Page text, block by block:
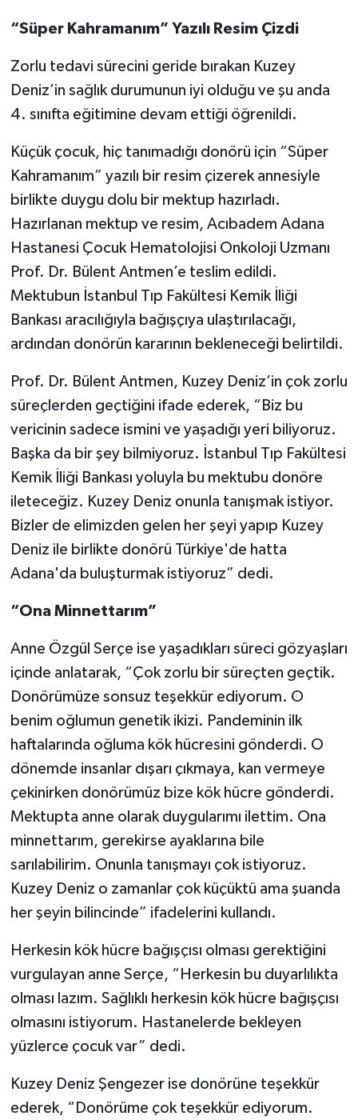
“Süper Kahramanım” Yazılı Resim Çizdi
Zorlu tedavi sürecini geride bırakan Kuzey
Deniz’in sağlık durumunun iyi olduğu ve şu anda
4. sınıfta eğitimine devam ettiği öğrenildi.
Küçük çocuk, hiç tanımadığı donörü için “Süper
Kahramanım” yazılı bir resim çizerek annesiyle
birlikte duygu dolu bir mektup hazırladı.
Hazırlanan mektup ve resim, Acıbadem Adana
Hastanesi Çocuk Hematolojisi Onkoloji Uzmanı
Prof. Dr. Bülent Antmen’e teslim edildi.
Mektubun İstanbul Tıp Fakültesi Kemik İliği
Bankası aracılığıyla bağışçıya ulaştırılacağı,
ardından donörün kararının bekleneceği belirtildi.
Prof. Dr. Bülent Antmen, Kuzey Deniz’in çok zorlu
süreçlerden geçtiğini ifade ederek, “Biz bu
vericinin sadece ismini ve yaşadığı yeri biliyoruz.
Başka da bir şey bilmiyoruz. İstanbul Tıp Fakültesi
Kemik İliği Bankası yoluyla bu mektubu donöre
ileteceğiz. Kuzey Deniz onunla tanışmak istiyor.
Bizler de elimizden gelen her şeyi yapıp Kuzey
Deniz ile birlikte donörü Türkiye'de hatta
Adana'da buluşturmak istiyoruz” dedi.
“Ona Minnettarım”
Anne Özgül Serçe ise yaşadıkları süreci gözyaşları
içinde anlatarak, “Çok zorlu bir süreçten geçtik.
Donörümüze sonsuz teşekkür ediyorum. O
benim oğlumun genetik ikizi. Pandeminin ilk
haftalarında oğluma kök hücresini gönderdi. O
dönemde insanlar dışarı çıkmaya, kan vermeye
çekinirken donörümüz bize kök hücre gönderdi.
Mektupta anne olarak duygularımı ilettim. Ona
minnettarım, gerekirse ayaklarına bile
sarılabilirim. Onunla tanışmayı çok istiyoruz.
Kuzey Deniz o zamanlar çok küçüktü ama şuanda
her şeyin bilincinde” ifadelerini kullandı.
Herkesin kök hücre bağışçısı olması gerektiğini
vurgulayan anne Serçe, “Herkesin bu duyarlılıkta
olması lazım. Sağlıklı herkesin kök hücre bağışçısı
olmasını istiyorum. Hastanelerde bekleyen
yüzlerce çocuk var” dedi.
Kuzey Deniz Şengezer ise donörüne teşekkür
ederek, “Donörüme çok teşekkür ediyorum.